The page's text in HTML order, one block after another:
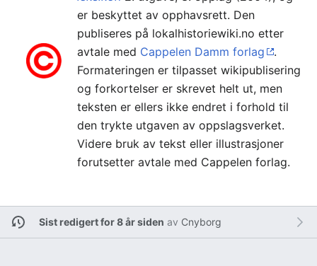
er beskyttet av opphavsrett. Den
publiseres på lokalhistoriewiki.no etter
avtale med Cappelen Damm forlag
.
Formateringen er tilpasset wikipublisering
og forkortelser er skrevet helt ut, men
teksten er ellers ikke endret i forhold til
den trykte utgaven av oppslagsverket.
Videre bruk av tekst eller illustrasjoner
forutsetter avtale med Cappelen forlag.
Sist redigert for 8 år siden av Cnyborg